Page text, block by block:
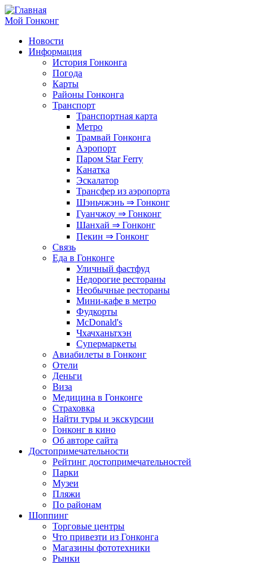
Перейти
к
содержанию
Мой Гонконг
Основные
ссылки
Новости
Информация
История Гонконга
Погода
Карты
Районы Гонконга
Транспорт
Транспортная карта
Метро
Трамвай Гонконга
Аэропорт
Паром Star Ferry
Канатка
Эскалатор
Трансфер из аэропорта
Шэньчжэнь ⇒ Гонконг
Гуанчжоу ⇒ Гонконг
Шанхай ⇒ Гонконг
Пекин ⇒ Гонконг
Связь
Еда в Гонконге
Уличный фастфуд
Недорогие рестораны
Необычные рестораны
Мини-кафе в метро
Фудкорты
McDonald's
Чхачханьтхэн
Супермаркеты
Авиабилеты в Гонконг
Отели
Деньги
Виза
Медицина в Гонконге
Страховка
Найти туры и экскурсии
Гонконг в кино
Об авторе сайта
Достопримечательности
Рейтинг достопримечательностей
Парки
Музеи
Пляжи
По районам
Шоппинг
Торговые центры
Что привезти из Гонконга
Магазины фототехники
Рынки